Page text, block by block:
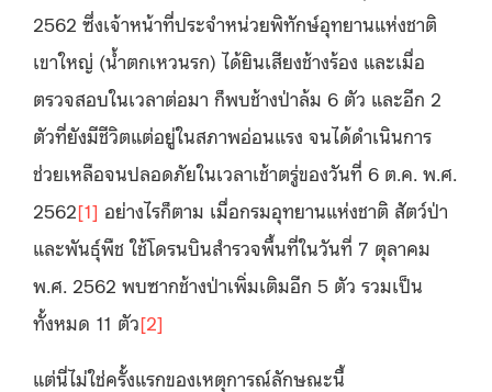
2562 ซึ่งเจ้าหน้าที่ประจำหน่วยพิทักษ์อุทยานแห่งชาติ
เขาใหญ่ (น้ำตกเหวนรก) ได้ยินเสียงช้างร้อง และเมื่อ
ตรวจสอบในเวลาต่อมา ก็พบช้างป่าล้ม 6 ตัว และอีก 2
ตัวที่ยังมีชีวิตแต่อยู่ในสภาพอ่อนแรง จนได้ดำเนินการ
ช่วยเหลือจนปลอดภัยในเวลาเช้าตรู่ของวันที่ 6 ต.ค. พ.ศ.
2562[1] อย่างไรก็ตาม เมื่อกรมอุทยานแห่งชาติ สัตว์ป่า
และพันธุ์พืช ใช้โดรนบินสำรวจพื้นที่ในวันที่ 7 ตุลาคม
พ.ศ. 2562 พบซากช้างป่าเพิ่มเติมอีก 5 ตัว รวมเป็น
ทั้งหมด 11 ตัว[2]
แต่นี่ไม่ใช่ครั้งแรกของเหตุการณ์ลักษณะนี้